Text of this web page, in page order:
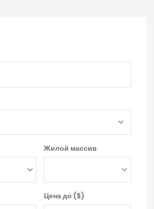
Жилой массив
Цена до ($)